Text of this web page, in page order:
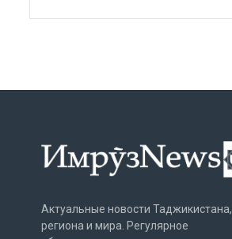
Актуальные новости Таджикистана,
региона и мира. Регулярное